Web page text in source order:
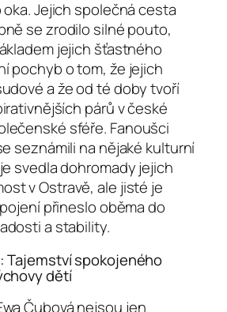
Jejich společná cesta
se zrodilo silné pouto,
jejich šťastného
pochyb o tom, že jejich
a že od té doby tvoří
párů v české
sféře. Fanoušci
seznámili na nějaké kulturní
svedla dohromady jejich
v Ostravě, ale jisté je
přineslo oběma do
a stability.
Tajemství spokojeného
dětí
Čubová nejsou jen